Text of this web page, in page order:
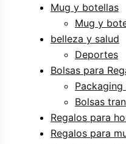
Mug y botellas
Mug y
belleza y salud
Deportes
Bolsas para
Bolsas
Regalos para
Regalos para